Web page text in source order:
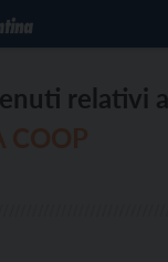
relativi a